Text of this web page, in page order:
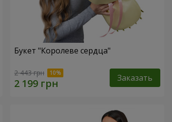
Букет "Королеве сердца"
2 443 грн Заказать